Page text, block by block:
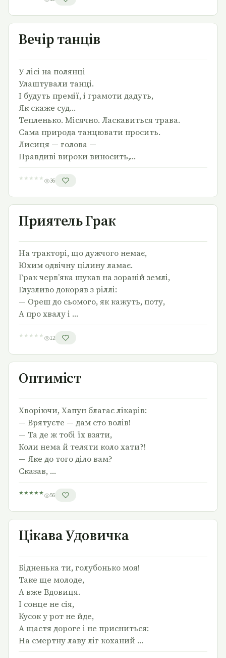
Вечір танців
Вечір танців
У лісі на полянці
Улаштували танці.
І будуть премії, і грамоти дадуть,
Як скаже суд…
Тепленько. Місячно. Ласкавиться трава.
Сама природа танцювати просить.
Лисиця — голова —
Правдиві вироки виносить,…
★ ★ ★ ★ ★ 36
Приятель Грак
Приятель Грак
На тракторі, що дужчого немає,
Юхим одвічну цілину ламає.
Грак черв’яка шукав на зораній землі,
Глузливо докоряв з ріллі:
— Ореш до сьомого, як кажуть, поту,
А про хвалу і …
★ ★ ★ ★ ★ 12
Оптиміст
Оптиміст
Хворіючи, Хапун благає лікарів:
— Врятуєте — дам сто волів!
— Та де ж тобі їх взяти,
Коли нема й теляти коло хати?!
— Яке до того діло вам?
Сказав, …
★★★★★ 56
Цікава Удовичка
Цікава Удовичка
Бідненька ти, голубонько моя!
Таке ще молоде,
А вже Вдовиця.
І сонце не сія,
Кусок у рот не йде,
А щастя дороге і не присниться:
На смертну лаву ліг коханий …